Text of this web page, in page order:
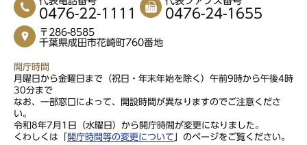
0476-22-1111 0476-24-1655
〒286-8585
千葉県成田市花崎町760番地
開庁時間
月曜日から金曜日まで（祝日・年末年始を除く）午前9時から午後4時
30分まで
なお、一部窓口によって、開設時間が異なりますのでご注意くださ
い。
令和8年7月1日（水曜日）から開庁時間が変更になりました。
くわしくは「
開庁時間等の変更について 」のページをご覧ください。